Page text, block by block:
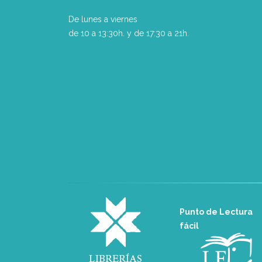
De lunes a viernes
de 10 a 13:30h. y de 17:30 a 21h.
Punto de Lectura
fácil